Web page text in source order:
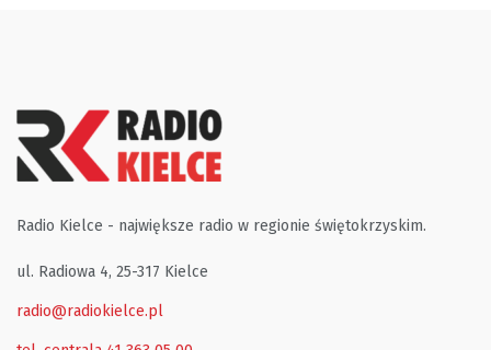
Radio Kielce - największe radio w regionie świętokrzyskim.
ul. Radiowa 4, 25-317 Kielce
radio@radiokielce.pl